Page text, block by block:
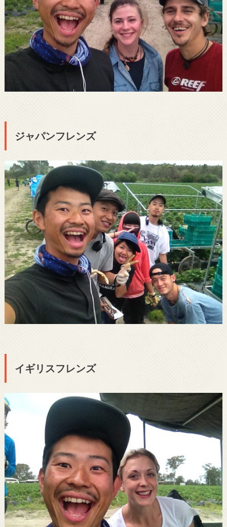
ジャパンフレンズ
イギリスフレンズ